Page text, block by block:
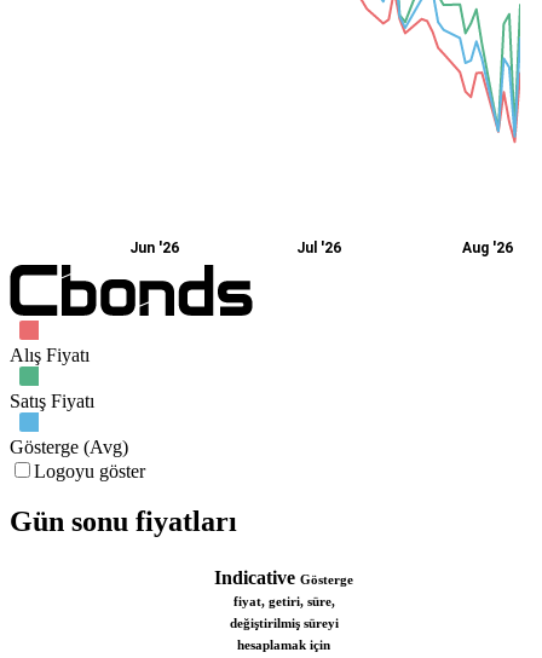
Jun '26 Jul '26 Aug '26
Alış Fiyatı
Satış Fiyatı
Gösterge (Avg)
Logoyu göster
Gün sonu fiyatları
Indicative Gösterge
fiyat, getiri, süre,
değiştirilmiş süreyi
hesaplamak için